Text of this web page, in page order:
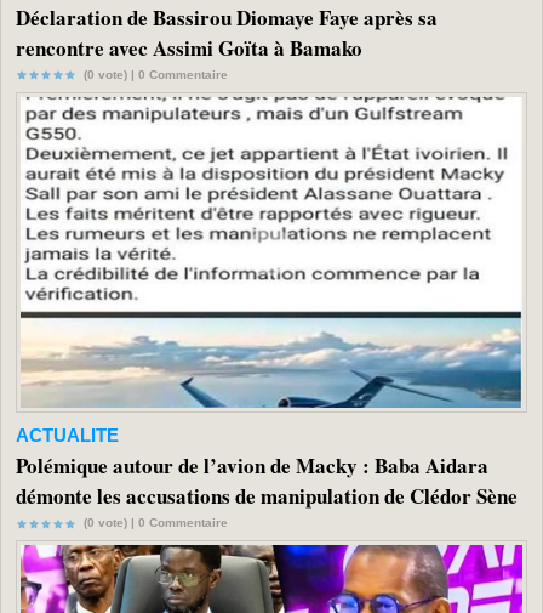
Déclaration de Bassirou Diomaye Faye après sa
rencontre avec Assimi Goïta à Bamako
(0 vote) | 0 Commentaire
ACTUALITE
Polémique autour de l’avion de Macky : Baba Aidara
démonte les accusations de manipulation de Clédor Sène
(0 vote) | 0 Commentaire